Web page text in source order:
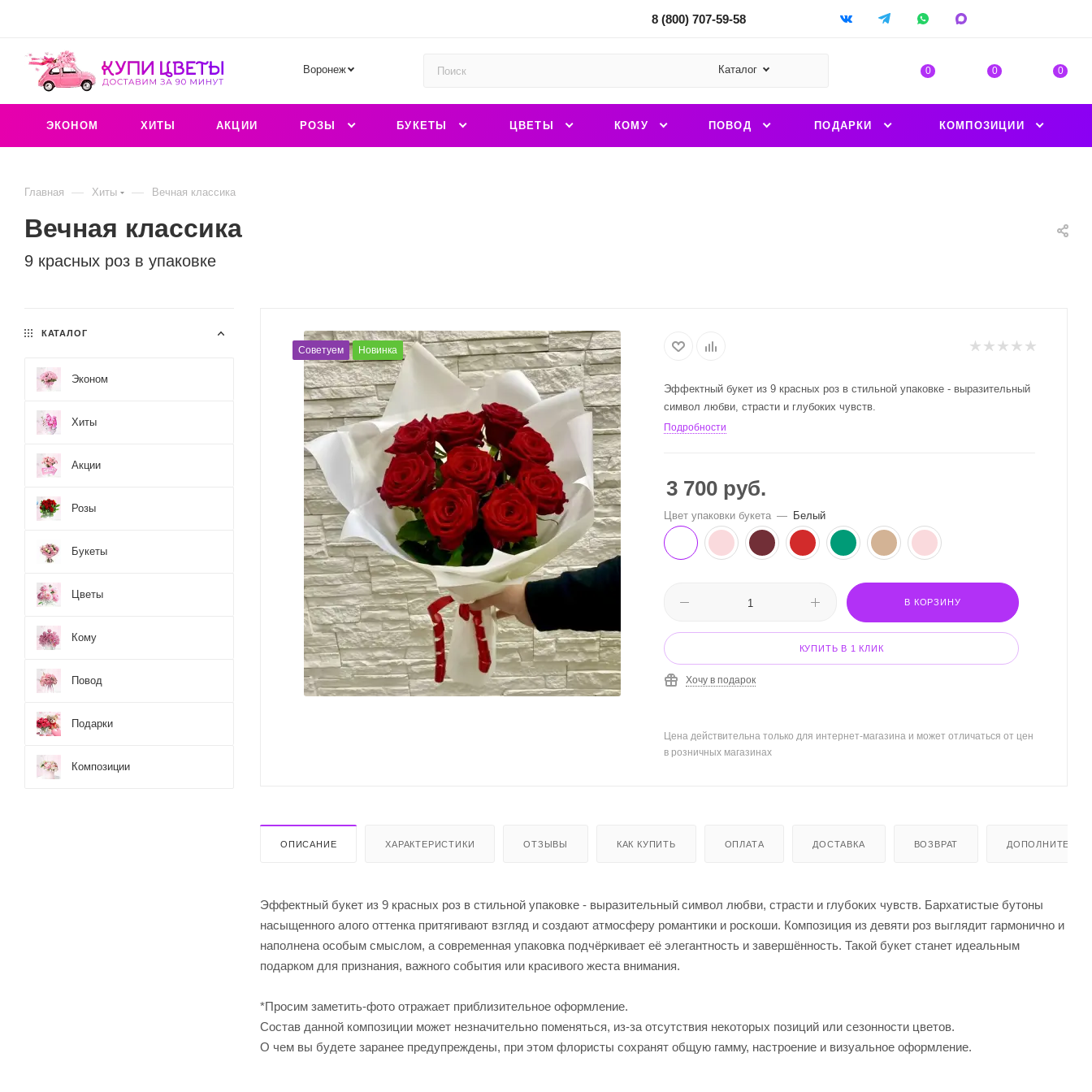
8 (800) 707-59-58
Воронеж Каталог 0 0 0
ЭКОНОМ ХИТЫ АКЦИИ РОЗЫ БУКЕТЫ ЦВЕТЫ КОМУ ПОВОД ПОДАРКИ КОМПОЗИЦИИ
Главная — Хиты — Вечная классика
9 красных роз в упаковке
Вечная классика
Советуем Новинка
Эффектный букет из 9 красных роз в стильной упаковке - выразительный
символ любви, страсти и глубоких чувств.
Подробности
3 700 руб.
Цвет упаковки букета — Белый
В КОРЗИНУ
КУПИТЬ В 1 КЛИК
Хочу в подарок
Цена действительна только для интернет-магазина и может отличаться от цен
в розничных магазинах
ОПИСАНИЕ ХАРАКТЕРИСТИКИ ОТЗЫВЫ КАК КУПИТЬ ОПЛАТА ДОСТАВКА ВОЗВРАТ
Эффектный букет из 9 красных роз в стильной упаковке - выразительный символ любви, страсти и глубоких чувств. Бархатистые бутоны
насыщенного алого оттенка притягивают взгляд и создают атмосферу романтики и роскоши. Композиция из девяти роз выглядит гармонично и
наполнена особым смыслом, а современная упаковка подчёркивает её элегантность и завершённость. Такой букет станет идеальным
подарком для признания, важного события или красивого жеста внимания.
*Просим заметить-фото отражает приблизительное оформление.
Cостав данной композиции может незначительно поменяться, из-за отсутствия некоторых позиций или сезонности цветов.
О чем вы будете заранее предупреждены, при этом флористы сохранят общую гамму, настроение и визуальное оформление.
КАТАЛОГ
Эконом
Хиты
Акции
Розы
Букеты
Цветы
Кому
Повод
Подарки
Композиции